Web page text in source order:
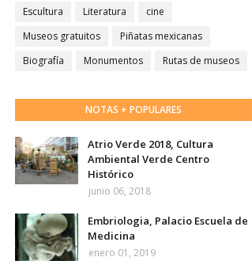
Escultura
Literatura
cine
Museos gratuitos
Piñatas mexicanas
Biografía
Monumentos Rutas de museos
NOTAS + POPULARES
Atrio Verde 2018, Cultura
Ambiental Verde Centro
Histórico
junio 06, 2018
Embriologia, Palacio Escuela de
Medicina
enero 01, 2019